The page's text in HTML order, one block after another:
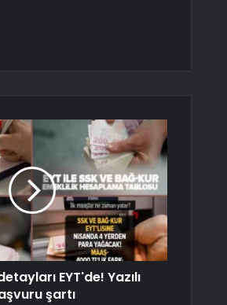
EYT'de! Yazılı
şartı